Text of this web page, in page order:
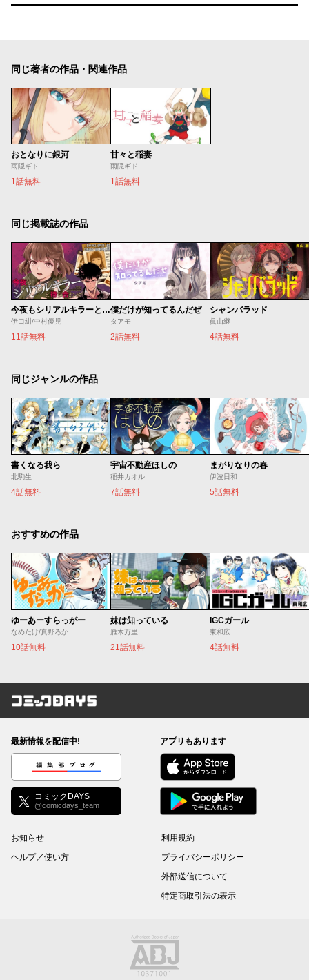
同じ著者の作品・関連作品
おとなりに銀河
雨隠ギド
1話無料
甘々と稲妻
雨隠ギド
1話無料
同じ掲載誌の作品
今夜もシリアルキラーと待ち合わせ
伊口紺/中村優児
11話無料
僕だけが知ってるんだぜ
タアモ
2話無料
シャンバラッド
眞山継
4話無料
同じジャンルの作品
書くなる我ら
北駒生
4話無料
宇宙不動産ほしの
稲井カオル
7話無料
まがりなりの春
伊波日和
5話無料
おすすめの作品
ゆーあーすらっがー
なめたけ/真野ろか
10話無料
妹は知っている
雁木万里
21話無料
IGCガール
東和広
4話無料
コミックDAYS
最新情報を配信中!
編集部ブログ
コミックDAYS
@comicdays_team
アプリもあります
お知らせ
ヘルプ／使い方
利用規約
プライバシーポリシー
外部送信について
特定商取引法の表示